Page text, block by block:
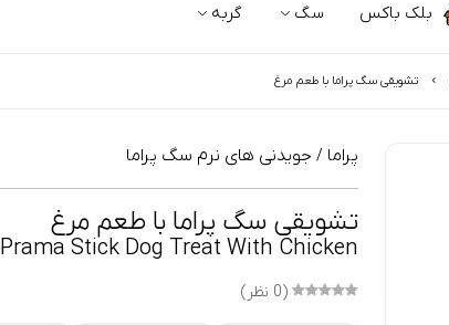
بلک باکس سگ گربه
تشویقی سگ پراما با طعم مرغ
پراما / جویدنی های نرم سگ پراما
تشویقی سگ پراما با طعم مرغ
Prama Stick Dog Treat With Chicken
(0 نظر)